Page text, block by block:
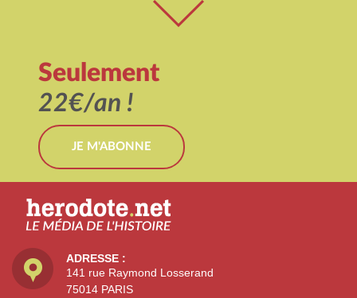
Seulement
22€/an !
JE M'ABONNE
ADRESSE :
141 rue Raymond Losserand
75014 PARIS